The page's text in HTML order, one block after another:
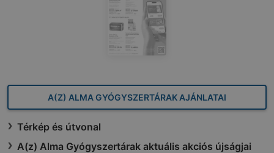
A(Z) ALMA GYÓGYSZERTÁRAK AJÁNLATAI
Térkép és útvonal
A(z) Alma Gyógyszertárak aktuális akciós újságjai